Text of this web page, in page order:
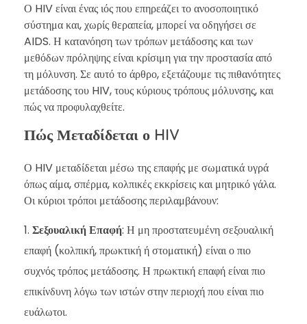
Ο HIV είναι ένας ιός που επηρεάζει το ανοσοποιητικό
σύστημα και, χωρίς θεραπεία, μπορεί να οδηγήσει σε
AIDS. Η κατανόηση των τρόπων μετάδοσης και των
μεθόδων πρόληψης είναι κρίσιμη για την προστασία από
τη μόλυνση. Σε αυτό το άρθρο, εξετάζουμε τις πιθανότητες
μετάδοσης του HIV, τους κύριους τρόπους μόλυνσης, και
πώς να προφυλαχθείτε.
Πώς Μεταδίδεται ο HIV
Ο HIV μεταδίδεται μέσω της επαφής με σωματικά υγρά
όπως αίμα, σπέρμα, κολπικές εκκρίσεις και μητρικό γάλα.
Οι κύριοι τρόποι μετάδοσης περιλαμβάνουν:
Σεξουαλική Επαφή: Η μη προστατευμένη σεξουαλική
επαφή (κολπική, πρωκτική ή στοματική) είναι ο πιο
συχνός τρόπος μετάδοσης. Η πρωκτική επαφή είναι πιο
επικίνδυνη λόγω των ιστών στην περιοχή που είναι πιο
ευάλωτοι.